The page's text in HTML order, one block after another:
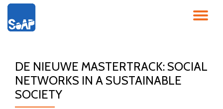
direct
inhoudDE NIEUWE MASTERTRACK: SOCIAL
NETWORKS IN A SUSTAINABLE
SOCIETY